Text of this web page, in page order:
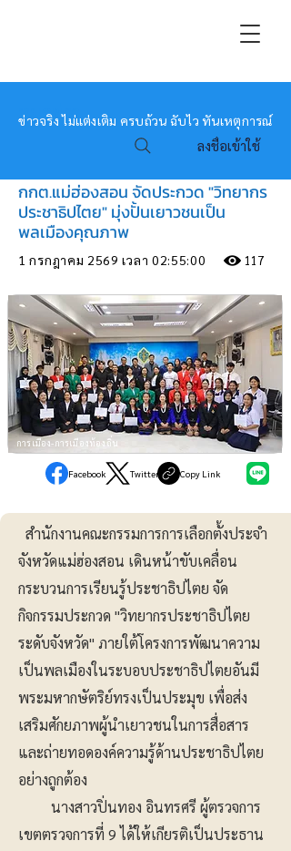
หมอข่าว
ข่าวจริง ไม่แต่งเติม ครบถ้วน ฉับไว ทันเหตุการณ์
ลงชื่อเข้าใช้
กกต.แม่ฮ่องสอน จัดประกวด "วิทยากร
ประชาธิปไตย" มุ่งปั้นเยาวชนเป็น
พลเมืองคุณภาพ
1 กรกฎาคม 2569 เวลา 02:55:00 117
การเมือง-การเมืองท้องถิ่น
Facebook Twitter Copy Link
สำนักงานคณะกรรมการการเลือกตั้งประจำ
จังหวัดแม่ฮ่องสอน เดินหน้าขับเคลื่อน
กระบวนการเรียนรู้ประชาธิปไตย จัด
กิจกรรมประกวด "วิทยากรประชาธิปไตย
ระดับจังหวัด" ภายใต้โครงการพัฒนาความ
เป็นพลเมืองในระบอบประชาธิปไตยอันมี
พระมหากษัตริย์ทรงเป็นประมุข เพื่อส่ง
เสริมศักยภาพผู้นำเยาวชนในการสื่อสาร
และถ่ายทอดองค์ความรู้ด้านประชาธิปไตย
อย่างถูกต้อง
นางสาวปิ่นทอง อินทรศรี ผู้ตรวจการ
เขตตรวจการที่ 9 ได้ให้เกียรติเป็นประธาน